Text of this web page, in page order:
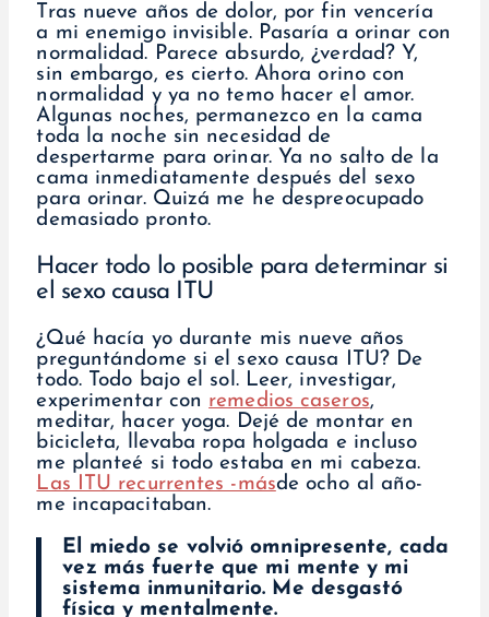
Tras nueve años de dolor, por fin vencería
a mi enemigo invisible. Pasaría a orinar con
normalidad. Parece absurdo, ¿verdad? Y,
sin embargo, es cierto. Ahora orino con
normalidad y ya no temo hacer el amor.
Algunas noches, permanezco en la cama
toda la noche sin necesidad de
despertarme para orinar. Ya no salto de la
cama inmediatamente después del sexo
para orinar. Quizá me he despreocupado
demasiado pronto.
Hacer todo lo posible para determinar si
el sexo causa ITU
¿Qué hacía yo durante mis nueve años
preguntándome si el sexo causa ITU? De
todo. Todo bajo el sol. Leer, investigar,
experimentar con remedios caseros,
meditar, hacer yoga. Dejé de montar en
bicicleta, llevaba ropa holgada e incluso
me planteé si todo estaba en mi cabeza.
Las ITU recurrentes -másde ocho al año-
me incapacitaban.
El miedo se volvió omnipresente, cada
vez más fuerte que mi mente y mi
sistema inmunitario. Me desgastó
física y mentalmente.